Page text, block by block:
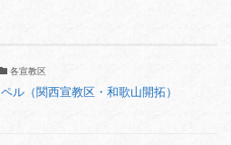
各宣教区
ル（関西宣教区・和歌山開拓）